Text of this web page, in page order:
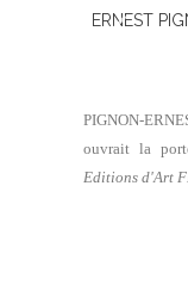
ERNEST
du nord
PIGNON-
ouvrait la
Editions d'Art